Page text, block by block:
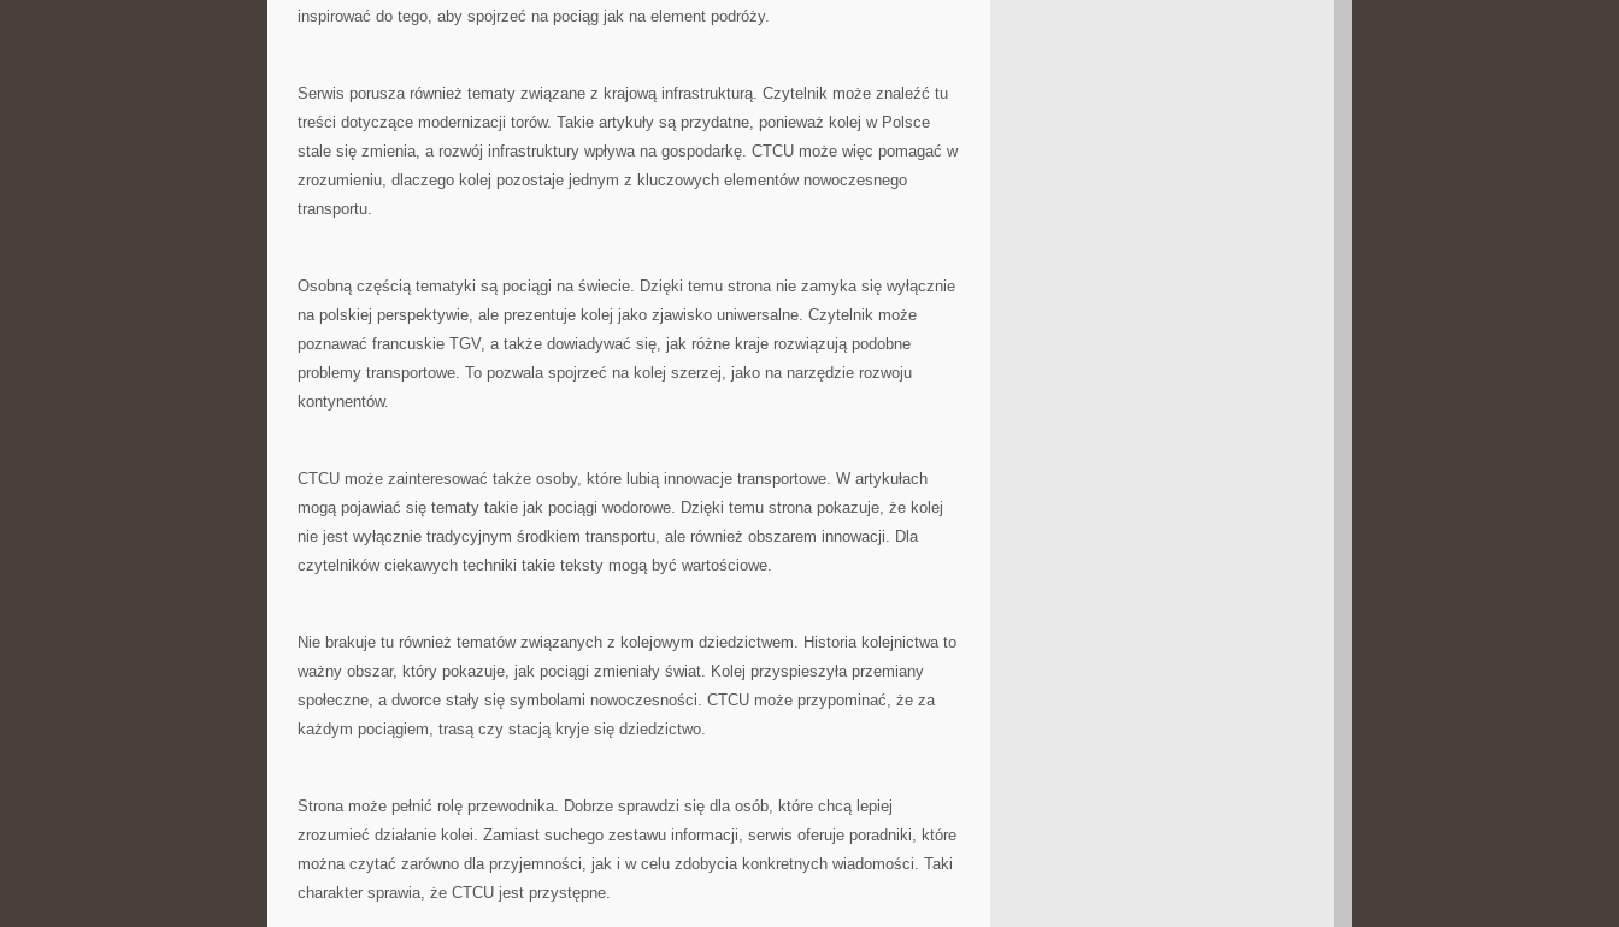
inspirować do tego, aby spojrzeć na pociąg jak na element podróży.
Serwis porusza również tematy związane z krajową infrastrukturą. Czytelnik może znaleźć tu
treści dotyczące modernizacji torów. Takie artykuły są przydatne, ponieważ kolej w Polsce
stale się zmienia, a rozwój infrastruktury wpływa na gospodarkę. CTCU może więc pomagać w
zrozumieniu, dlaczego kolej pozostaje jednym z kluczowych elementów nowoczesnego
transportu.
Osobną częścią tematyki są pociągi na świecie. Dzięki temu strona nie zamyka się wyłącznie
na polskiej perspektywie, ale prezentuje kolej jako zjawisko uniwersalne. Czytelnik może
poznawać francuskie TGV, a także dowiadywać się, jak różne kraje rozwiązują podobne
problemy transportowe. To pozwala spojrzeć na kolej szerzej, jako na narzędzie rozwoju
kontynentów.
CTCU może zainteresować także osoby, które lubią innowacje transportowe. W artykułach
mogą pojawiać się tematy takie jak pociągi wodorowe. Dzięki temu strona pokazuje, że kolej
nie jest wyłącznie tradycyjnym środkiem transportu, ale również obszarem innowacji. Dla
czytelników ciekawych techniki takie teksty mogą być wartościowe.
Nie brakuje tu również tematów związanych z kolejowym dziedzictwem. Historia kolejnictwa to
ważny obszar, który pokazuje, jak pociągi zmieniały świat. Kolej przyspieszyła przemiany
społeczne, a dworce stały się symbolami nowoczesności. CTCU może przypominać, że za
każdym pociągiem, trasą czy stacją kryje się dziedzictwo.
Strona może pełnić rolę przewodnika. Dobrze sprawdzi się dla osób, które chcą lepiej
zrozumieć działanie kolei. Zamiast suchego zestawu informacji, serwis oferuje poradniki, które
można czytać zarówno dla przyjemności, jak i w celu zdobycia konkretnych wiadomości. Taki
charakter sprawia, że CTCU jest przystępne.